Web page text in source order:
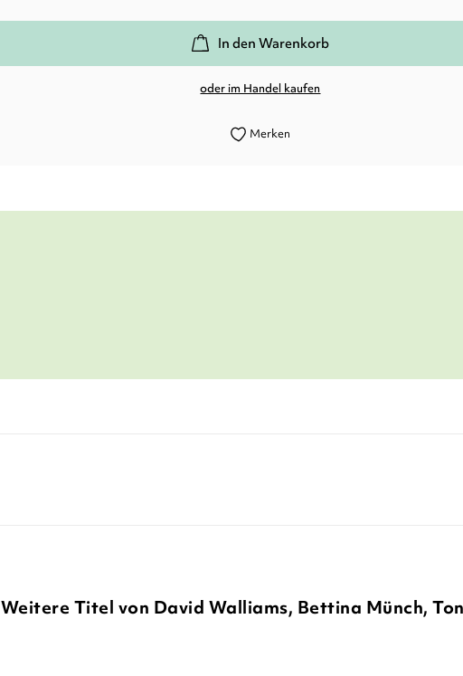
In den Warenkorb
oder im Handel kaufen
Merken
Weitere Titel von David Walliams, Bettina Münch,